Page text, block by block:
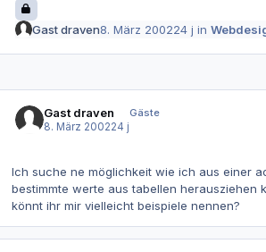
Gast draven8. März 200224 j in
Gast draven
Gäste
8. März 200224 j
Ich suche ne möglichkeit wie ich aus einer
bestimmte werte aus tabellen herausziehen
könnt ihr mir vielleicht beispiele nennen?